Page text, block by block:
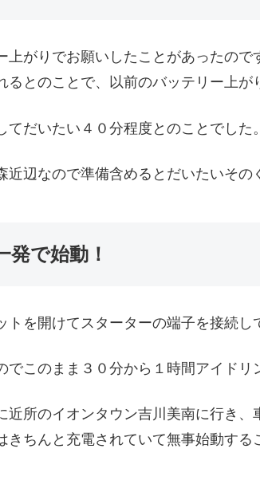
上がりでお願いしたことがあったの
るとのことで、以前のバッテリー上が
てだいたい４０分程度とのことでした。
近辺なので準備含めるとだいたいその
発で始動！
トを開けてスターターの端子を接続し
でこのまま３０分から１時間アイドリ
近所のイオンタウン吉川美南に行き
きちんと充電されていて無事始動する